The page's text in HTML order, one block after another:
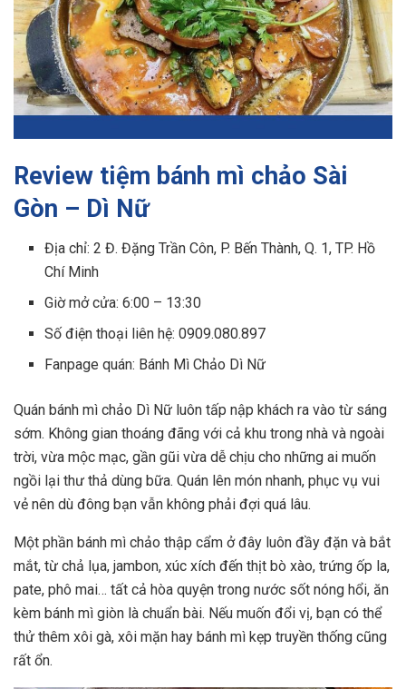
Review tiệm bánh mì chảo Sài
Gòn – Dì Nữ
Địa chỉ: 2 Đ. Đặng Trần Côn, P. Bến Thành, Q. 1, TP. Hồ
Chí Minh
Giờ mở cửa: 6:00 – 13:30
Số điện thoại liên hệ: 0909.080.897
Fanpage quán: Bánh Mì Chảo Dì Nữ
Quán bánh mì chảo Dì Nữ luôn tấp nập khách ra vào từ sáng
sớm. Không gian thoáng đãng với cả khu trong nhà và ngoài
trời, vừa mộc mạc, gần gũi vừa dễ chịu cho những ai muốn
ngồi lại thư thả dùng bữa. Quán lên món nhanh, phục vụ vui
vẻ nên dù đông bạn vẫn không phải đợi quá lâu.
Một phần bánh mì chảo thập cẩm ở đây luôn đầy đặn và bắt
mắt, từ chả lụa, jambon, xúc xích đến thịt bò xào, trứng ốp la,
pate, phô mai… tất cả hòa quyện trong nước sốt nóng hổi, ăn
kèm bánh mì giòn là chuẩn bài. Nếu muốn đổi vị, bạn có thể
thử thêm xôi gà, xôi mặn hay bánh mì kẹp truyền thống cũng
rất ổn.